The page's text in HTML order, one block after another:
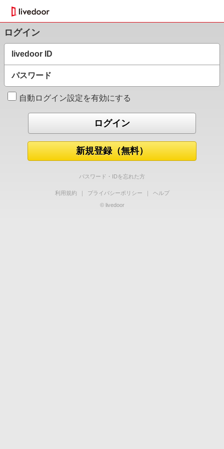
ログイン
livedoor ID
パスワード
自動ログイン設定を有効にする
新規登録（無料）
パスワード・IDを忘れた方
利用規約 ｜ プライバシーポリシー ｜
ヘルプ
© livedoor